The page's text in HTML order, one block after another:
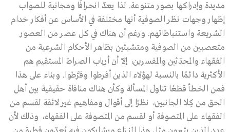
مديدة وإدراكها بصور متنوعة. لذا يعدّ انحرافًا ومجانبة للصواب
إظهار وجهات نظر الصوفية أنها مختلفة في الأساس عن أفكار خدام
الشريعة واستنباطاتهم. ورغم أن هناك في كل عصر من العصور
متعصبين من الصوفية ومتشبثين بظاهر الأحكام الشرعية من
الفقهاء والمحدّثين والمفسرين، إلاّ أن أرباب الصراط المستقيم هم
الأكثرية دائمًا بالنسبة لهؤلاء الذين أفرطوا وفرَّطوا. وبناء على هذا
فمن الخطأ قطعًا تناول المسألة وكأن هناك منافاة حقيقية بين أهل
الحق من كِلا الجانبين، نظرًا إلى أقوال ومفاهيم غير لائقة لقسم من
الفقهاء على المتصوفة أو لقسم من المتصوفة على الفقهاء، وذلك لأن